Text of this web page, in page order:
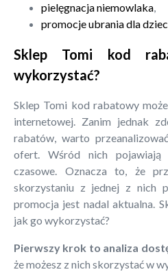
pielęgnacja niemowlaka,
promocje ubrania dla
Sklep Tomi kod
wykorzystać?
Sklep Tomi kod rabatowy
internetowej. Zanim jednak
rabatów, warto
ofert. Wśród nich pojawiają
czasowe. Oznacza to, że
skorzystaniu z jednej z nich
promocja jest nadal aktualna.
jak go wykorzystać?
Pierwszy krok to analiza
że możesz z nich skorzystać w